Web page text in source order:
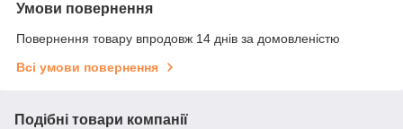
Умови повернення
Повернення товару впродовж 14 днів за домовленістю
Всі умови повернення
Подібні товари компанії